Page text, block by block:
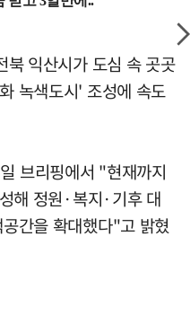
익산시가 도심 속 곳곳
녹색도시' 조성에 속도
브리핑에서 "현재까지
해 정원·복지·기후 대
간을 확대했다"고 밝혔